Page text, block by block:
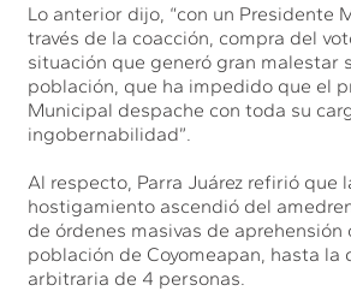
Lo anterior dijo, “con un Presidente
través de la coacción, compra del
situación que generó gran malestar
población, que ha impedido que el
Municipal despache con toda su
ingobernabilidad”.
Al respecto, Parra Juárez refirió que
hostigamiento ascendió del
de órdenes masivas de aprehensión
población de Coyomeapan, hasta la
arbitraria de 4 personas.